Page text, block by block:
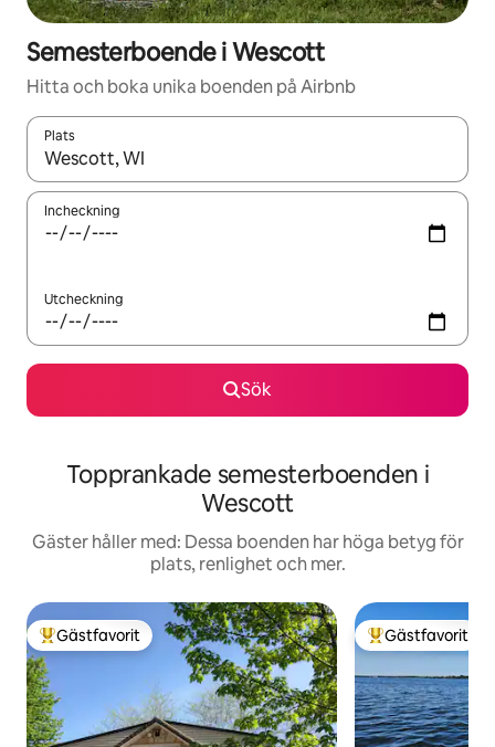
Semesterboende i Wescott
Hitta och boka unika boenden på Airbnb
Plats
När resultaten är tillgängliga kan du navigera med upp- och
Incheckning
Utcheckning
Sök
Topprankade semesterboenden i
Wescott
Gäster håller med: Dessa boenden har höga betyg för
plats, renlighet och mer.
Populär gästfavorit
Gästfavorit Populär
Gästfavorit